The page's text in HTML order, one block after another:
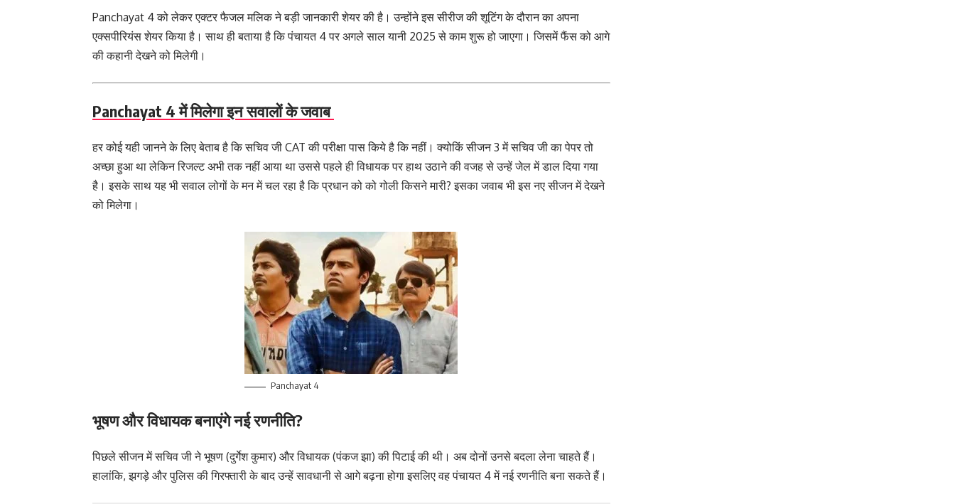
Panchayat 4 को लेकर एक्टर फैजल मलिक ने बड़ी जानकारी शेयर की है। उन्होंने इस सीरीज की शूटिंग के दौरान का अपना
एक्सपीरियंस शेयर किया है। साथ ही बताया है कि पंचायत 4 पर अगले साल यानी 2025 से काम शुरू हो जाएगा। जिसमें फैंस को आगे
की कहानी देखने को मिलेगी।
Panchayat 4 में मिलेगा इन सवालों के जवाब
हर कोई यही जानने के लिए बेताब है कि सचिव जी CAT की परीक्षा पास किये है कि नहीं। क्योकिं सीजन 3 में सचिव जी का पेपर तो
अच्छा हुआ था लेकिन रिजल्ट अभी तक नहीं आया था उससे पहले ही विधायक पर हाथ उठाने की वजह से उन्हें जेल में डाल दिया गया
है। इसके साथ यह भी सवाल लोगों के मन में चल रहा है कि प्रधान को को गोली किसने मारी? इसका जवाब भी इस नए सीजन में देखने
को मिलेगा।
Panchayat 4
भूषण और विधायक बनाएंगे नई रणनीति?
पिछले सीजन में सचिव जी ने भूषण (दुर्गेश कुमार) और विधायक (पंकज झा) की पिटाई की थी। अब दोनों उनसे बदला लेना चाहते हैं।
हालांकि, झगड़े और पुलिस की गिरफ्तारी के बाद उन्हें सावधानी से आगे बढ़ना होगा इसलिए वह पंचायत 4 में नई रणनीति बना सकते हैं।